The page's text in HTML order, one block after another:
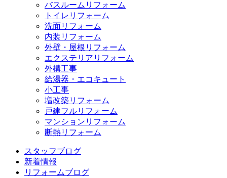
バスルームリフォーム
トイレリフォーム
洗面リフォーム
内装リフォーム
外壁・屋根リフォーム
エクステリアリフォーム
外構工事
給湯器・エコキュート
小工事
増改築リフォーム
戸建フルリフォーム
マンションリフォーム
断熱リフォーム
スタッフブログ
新着情報
リフォームブログ